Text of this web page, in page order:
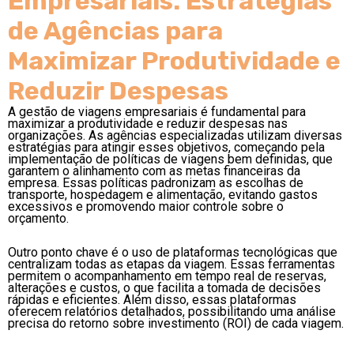
de Agências para
Maximizar Produtividade e
Reduzir Despesas
A gestão de viagens empresariais é fundamental para
maximizar a produtividade e reduzir despesas nas
organizações. As agências especializadas utilizam diversas
estratégias para atingir esses objetivos, começando pela
implementação de políticas de viagens bem definidas, que
garantem o alinhamento com as metas financeiras da
empresa. Essas políticas padronizam as escolhas de
transporte, hospedagem e alimentação, evitando gastos
excessivos e promovendo maior controle sobre o
orçamento.
Outro ponto chave é o uso de plataformas tecnológicas que
centralizam todas as etapas da viagem. Essas ferramentas
permitem o acompanhamento em tempo real de reservas,
alterações e custos, o que facilita a tomada de decisões
rápidas e eficientes. Além disso, essas plataformas
oferecem relatórios detalhados, possibilitando uma análise
precisa do retorno sobre investimento (ROI) de cada viagem.